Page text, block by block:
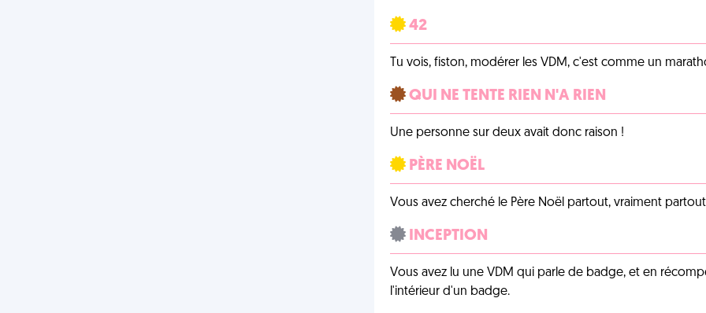
42
Tu vois, fiston, modérer les VDM, c'est comme un
QUI NE TENTE RIEN N'A RIEN
Une personne sur deux avait donc raison !
PÈRE NOËL
Vous avez cherché le Père Noël partout, vraiment
INCEPTION
Vous avez lu une VDM qui parle de badge, et en
l'intérieur d'un badge.